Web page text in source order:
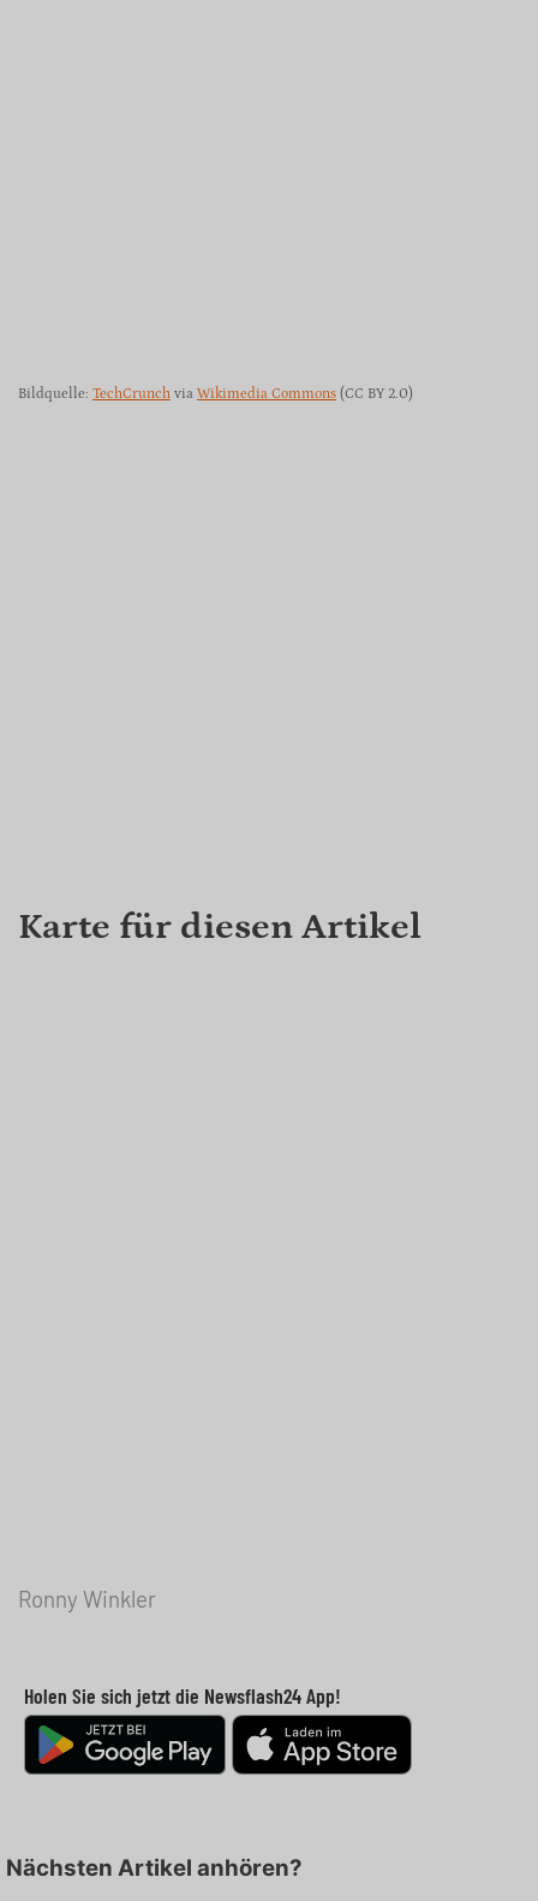
Bildquelle: TechCrunch via Wikimedia Commons (CC BY 2.0)
Karte für diesen Artikel
Ronny Winkler
Holen Sie sich jetzt die Newsflash24 App!
Nächsten Artikel anhören?